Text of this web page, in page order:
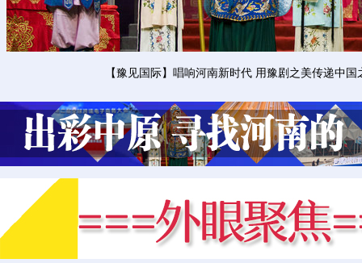
【豫见国际】唱响河南新时代 用豫剧之美传递中国